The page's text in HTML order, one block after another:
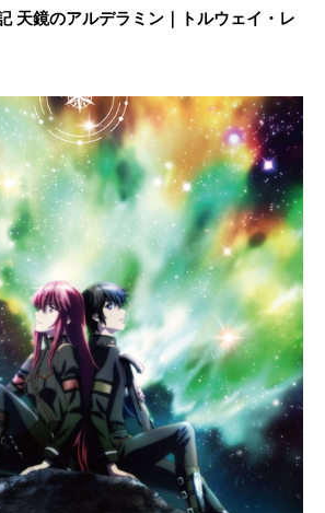
天鏡のアルデラミン｜トルウェイ・レ